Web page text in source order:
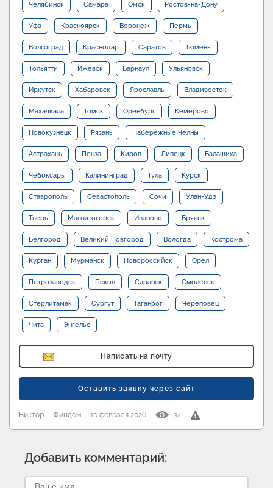
Челябинск Самара Омск Ростов-на-Дону
Уфа Красноярск Воронеж Пермь
Волгоград Краснодар Саратов Тюмень
Тольятти Ижевск Барнаул Ульяновск
Иркутск Хабаровск Ярославль Владивосток
Махачкала Томск Оренбург Кемерово
Новокузнецк Рязань Набережные Челны
Астрахань Пенза Киров Липецк Балашиха
Чебоксары Калининград Тула Курск
Ставрополь Севастополь Сочи Улан-Удэ
Тверь Магнитогорск Иваново Брянск
Белгород Великий Новгород Вологда Кострома
Курган Мурманск Новороссийск Орел
Петрозаводск Псков Саранск Смоленск
Стерлитамак Сургут Таганрог Череповец
Чита Энгельс
Написать на почту
Оставить заявку через сайт
Виктор Финдом 10 февраля 2026 34
Добавить комментарий: